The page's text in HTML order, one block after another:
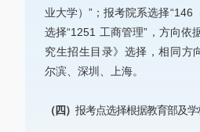
业大学）”；报考院系选择“146
选择“1251 工商管理”，方向依
究生招生目录》选择，相同方
尔滨、深圳、上海。
（四） 报考点选择根据教育部及学